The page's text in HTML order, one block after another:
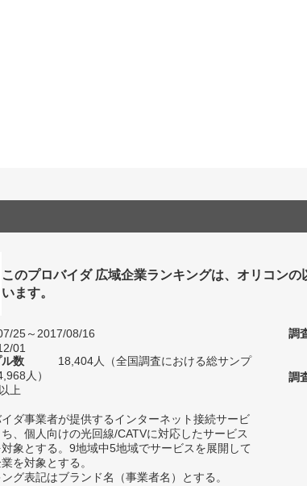
このプロバイダ 広域企業ランキングは、オリコンの
います。
25～2017/08/16
01
数
18,404人（全国調査における総サンプ
人）
上
ダ事業者が提供するインターネット接続サービ
ち、個人向けの光回線/CATVに対応したサービス
象とする。9地域中5地域でサービスを展開して
を対象とする。
グ表記はブランド名（事業者名）とする。
調
調